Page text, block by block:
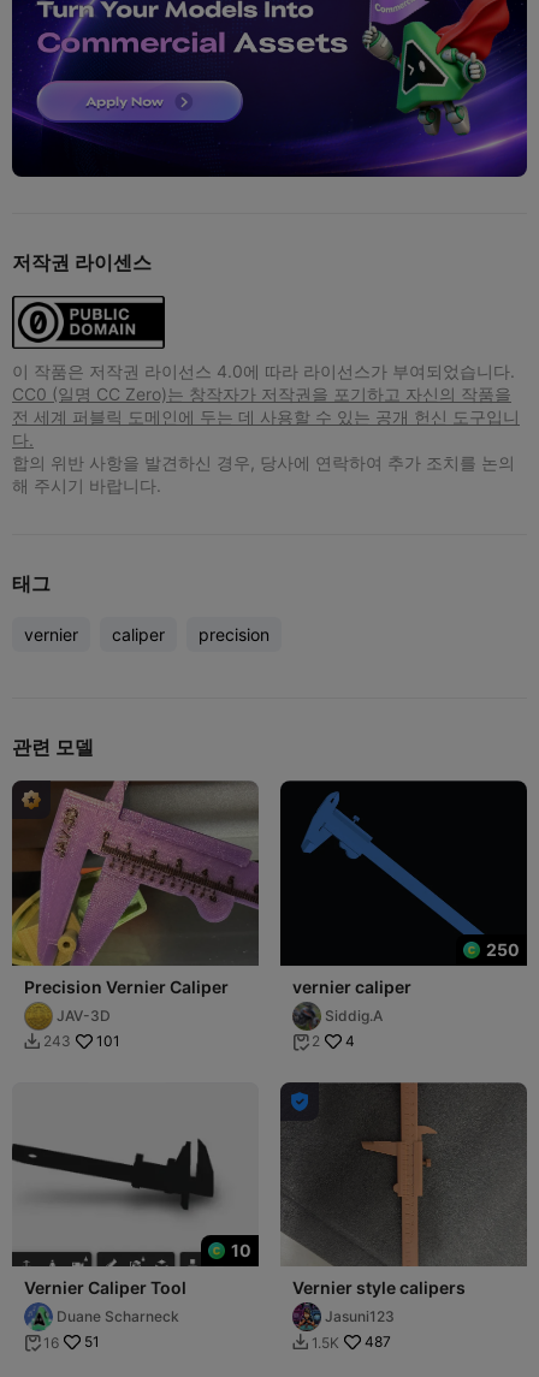
저작권 라이센스
이 작품은 저작권 라이선스 4.0에 따라 라이선스가 부여되었습니다.
CC0 (일명 CC Zero)는 창작자가 저작권을 포기하고 자신의 작품을
전 세계 퍼블릭 도메인에 두는 데 사용할 수 있는 공개 헌신 도구입니
다.
합의 위반 사항을 발견하신 경우, 당사에 연락하여 추가 조치를 논의
해 주시기 바랍니다.
태그
vernier caliper precision
관련 모델
Precision Vernier Caliper
JAV-3D
 243 101
250
vernier caliper
Siddig.A
 2 4
10
Vernier Caliper Tool
Duane Scharneck
 16 51

Vernier style calipers
Jasuni123
 1.5K 487